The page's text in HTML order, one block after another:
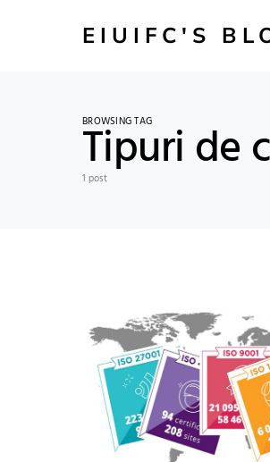
EIUIFC'S
BROWSING TAG
Tipuri de
1 post